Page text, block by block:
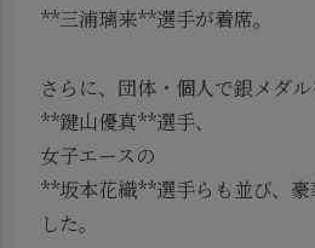
**三浦璃来**選手が着席。
さらに、団体・個人で銀メダ
**鍵山優真**選手、
女子エースの
**坂本花織**選手らも並び、豪
した。